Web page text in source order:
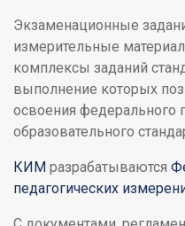
Экзаменационные
измерительные
комплексы заданий
выполнение которых
освоения федерального
образовательного
КИМ разрабатываются
педагогических